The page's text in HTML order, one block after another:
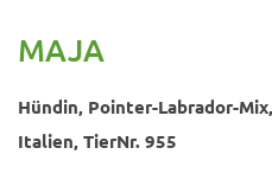
MAJA
Hündin, Pointer-Labrador-
Italien, TierNr. 955